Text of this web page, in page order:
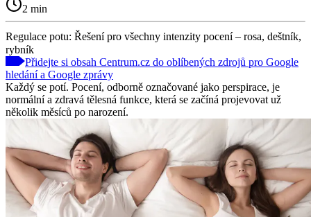
2 min
Regulace potu: Řešení pro všechny intenzity pocení – rosa, deštník,
rybník
Přidejte si obsah Centrum.cz do oblíbených zdrojů pro Google
hledání a Google zprávy
Každý se potí. Pocení, odborně označované jako perspirace, je
normální a zdravá tělesná funkce, která se začíná projevovat už
několik měsíců po narození.